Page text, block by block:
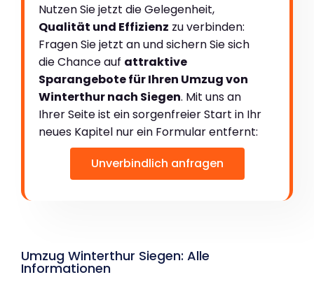
Nutzen Sie jetzt die Gelegenheit,
Qualität und Effizienz zu verbinden:
Fragen Sie jetzt an und sichern Sie sich
die Chance auf attraktive
Sparangebote für Ihren Umzug von
Winterthur nach Siegen. Mit uns an
Ihrer Seite ist ein sorgenfreier Start in Ihr
neues Kapitel nur ein Formular entfernt:
Unverbindlich anfragen
Umzug Winterthur Siegen: Alle
Informationen